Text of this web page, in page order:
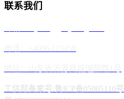
联系我们
工信部备案号:鲁ICP备05005110号